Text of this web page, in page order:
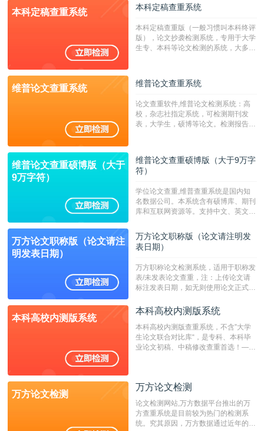
广，数据来源真实，检测算法合理!本
字符数30万）
本科定稿查重系统 本科定稿查重系统
本科定稿查重版（一般习惯叫本科终评
版），论文抄袭检测系统，专用于大学
生专、本科等论文检测的系统，大多数
维普论文查重系统 维普论文查重系统
论文查重软件,维普论文检测系统：高
校，杂志社指定系统，可检测期刊发
表，大学生，硕博等论文。检测报告支
维普论文查重硕博版（大于
9万字符）
维普论文查重硕博版（大于9万字
符）
学位论文查重,维普查重系统是国内知
名数据公司。本系统含有硕博库、期刊
库和互联网资源等。支持中文、英文、
定院校！！！
万方论文职称版（论文请注
明发表日期）
万方论文职称版（论文请注明发
表日期）
万方职称论文检测系统，适用于职称发
表/未发表论文查重，注：上传论文请
标注发表日期，如无则使用论文正式发
成时间作为发表日期。
本科高校内测版系统
本科高校内测版系统
本科高校内测版查重系统，不含”大学
生论文联合对比库“，是专科、本科毕
业论文初稿、中稿修改查重首选！——
万方论文检测
万方论文检测
论文检测网站,万方数据平台推出的万
方查重系统是目前较为热门的检测系
统。究其原因，万方数据通过近年的发